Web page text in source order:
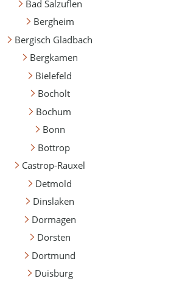
Bad Salzuflen
Bergheim
Bergisch Gladbach
Bergkamen
Bielefeld
Bocholt
Bochum
Bonn
Bottrop
Castrop-Rauxel
Detmold
Dinslaken
Dormagen
Dorsten
Dortmund
Duisburg